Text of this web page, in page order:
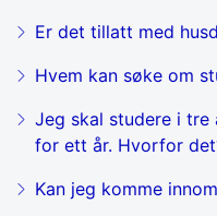
Er det tillatt med
Hvem kan søke om
Jeg skal studere i tre
for ett år. Hvorfor
Kan jeg komme